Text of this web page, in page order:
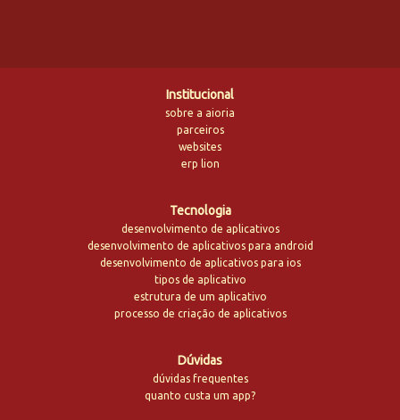
Institucional
sobre a aioria
parceiros
websites
erp lion
Tecnologia
desenvolvimento de aplicativos
desenvolvimento de aplicativos para android
desenvolvimento de aplicativos para ios
tipos de aplicativo
estrutura de um aplicativo
processo de criação de aplicativos
Dúvidas
dúvidas frequentes
quanto custa um app?